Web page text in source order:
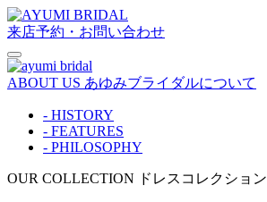
来店予約・お問い合わせ
ABOUT US あゆみブライダルについて
- HISTORY
- FEATURES
- PHILOSOPHY
OUR COLLECTION ドレスコレクション